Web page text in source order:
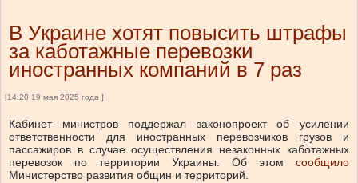
В Украине хотят повысить штрафы
за каботажные перевозки
иностранных компаний в 7 раз
[14:20 19 мая 2025 года ]
Кабинет министров поддержал законопроект об усилении
ответственности для иностранных перевозчиков грузов и
пассажиров в случае осуществления незаконных каботажных
перевозок по территории Украины.
Об этом
сообщило
Министерство развития общин и территорий.